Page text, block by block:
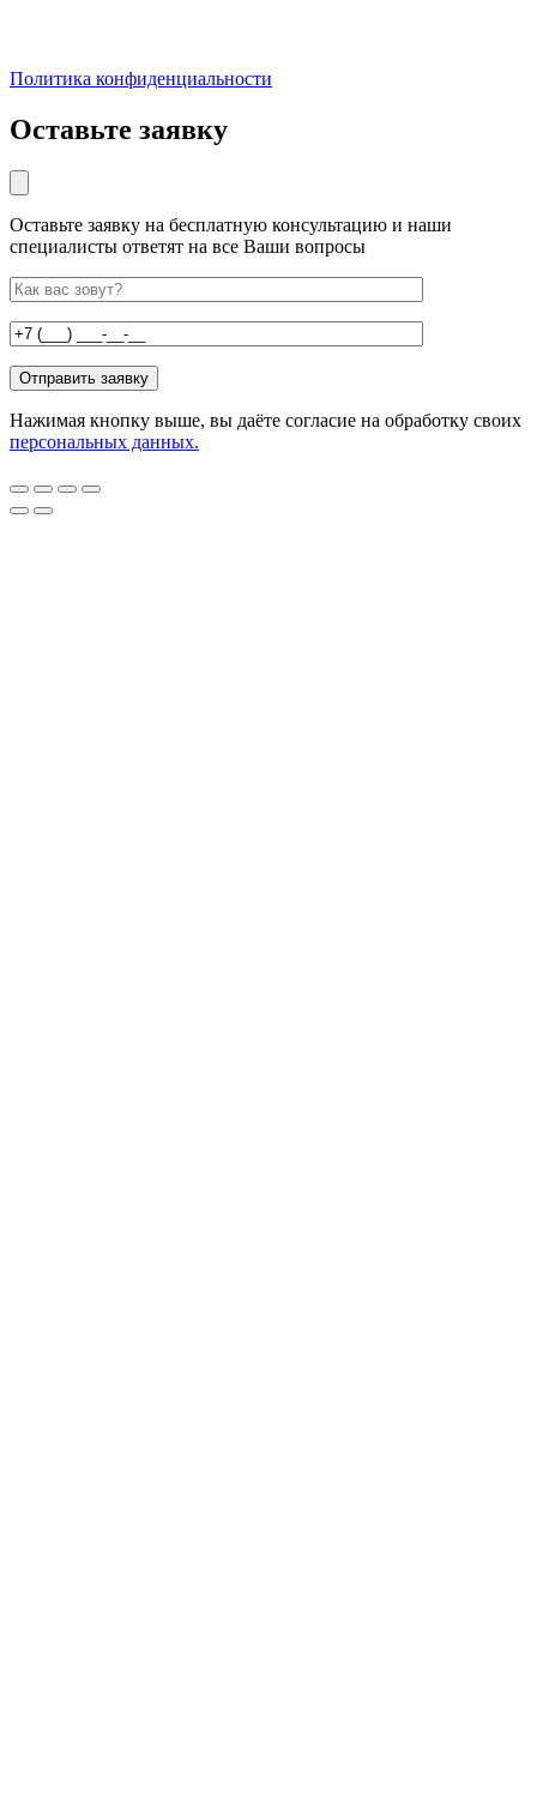
Политика конфиденциальности
Оставьте заявку
Оставьте заявку на бесплатную консультацию и наши
специалисты ответят на все Ваши вопросы
Нажимая кнопку выше, вы даёте согласие на обработку своих
персональных данных.